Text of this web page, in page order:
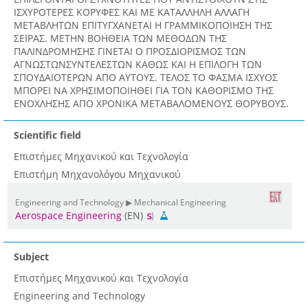
ΙΣΧΥΡΟΤΕΡΕΣ ΚΟΡΥΦΕΣ ΚΑΙ ΜΕ ΚΑΤΑΛΛΗΛΗ ΑΛΛΑΓΗ
ΜΕΤΑΒΛΗΤΩΝ ΕΠΙΤΥΓΧΑΝΕΤΑΙ Η ΓΡΑΜΜΙΚΟΠΟΙΗΣΗ ΤΗΣ
ΣΕΙΡΑΣ. ΜΕΤΗΝ ΒΟΗΘΕΙΑ ΤΩΝ ΜΕΘΟΔΩΝ ΤΗΣ
ΠΑΛΙΝΔΡΟΜΗΣΗΣ ΓΙΝΕΤΑΙ Ο ΠΡΟΣΔΙΟΡΙΣΜΟΣ ΤΩΝ
ΑΓΝΩΣΤΩΝΣΥΝΤΕΛΕΣΤΩΝ ΚΑΘΩΣ ΚΑΙ Η ΕΠΙΛΟΓΗ ΤΩΝ
ΣΠΟΥΔΑΙΟΤΕΡΩΝ ΑΠΟ ΑΥΤΟΥΣ. ΤΕΛΟΣ ΤΟ ΦΑΣΜΑ ΙΣΧΥΟΣ
ΜΠΟΡΕΙ ΝΑ ΧΡΗΣΙΜΟΠΟΙΗΘΕΙ ΓΙΑ ΤΟΝ ΚΑΘΟΡΙΣΜΟ ΤΗΣ
ΕΝΟΧΛΗΣΗΣ ΑΠΟ ΧΡΟΝΙΚΑ ΜΕΤΑΒΑΛΟΜΕΝΟΥΣ ΘΟΡΥBΟΥΣ.
Scientific field
Επιστήμες Μηχανικού και Τεχνολογία
Επιστήμη Μηχανολόγου Μηχανικού
Engineering and Technology ▶ Mechanical Engineering
Aerospace Engineering (EN)
Subject
Επιστήμες Μηχανικού και Τεχνολογία
Engineering and Technology